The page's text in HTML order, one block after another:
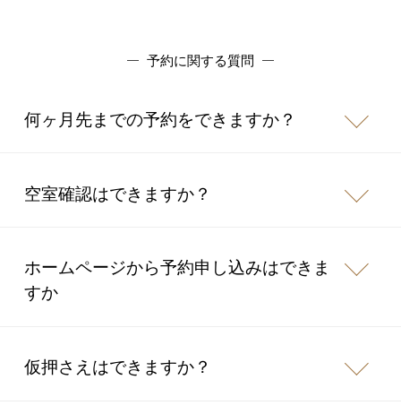
予約に関する質問
何ヶ月先までの予約をできますか？
空室確認はできますか？
ホームページから予約申し込みはできま
すか
仮押さえはできますか？